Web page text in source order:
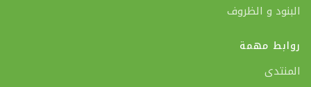
البنود و الظروف
روابط مهمة
المنتدى